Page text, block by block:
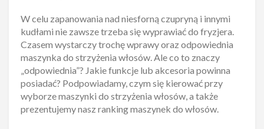
W celu zapanowania nad niesforną czupryną i innymi
kudłami nie zawsze trzeba się wyprawiać do fryzjera.
Czasem wystarczy trochę wprawy oraz odpowiednia
maszynka do strzyżenia włosów. Ale co to znaczy
„odpowiednia”? Jakie funkcje lub akcesoria powinna
posiadać? Podpowiadamy, czym się kierować przy
wyborze maszynki do strzyżenia włosów, a także
prezentujemy nasz ranking maszynek do włosów.